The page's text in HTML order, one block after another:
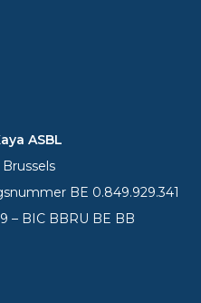
ASBL
BE 0.849.929.341
– BIC BBRU BE BB